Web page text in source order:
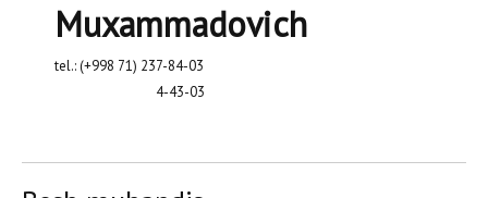
Muxammadovich
tel.: (+998 71) 237-84-03
4-43-03